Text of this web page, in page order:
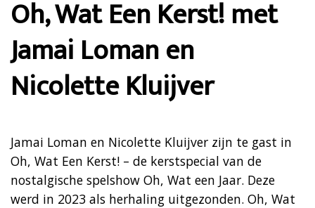
Oh, Wat Een Kerst! met
Jamai Loman en
Nicolette Kluijver
Jamai Loman en Nicolette Kluijver zijn te gast in
Oh, Wat Een Kerst! – de kerstspecial van de
nostalgische spelshow Oh, Wat een Jaar. Deze
werd in 2023 als herhaling uitgezonden. Oh, Wat